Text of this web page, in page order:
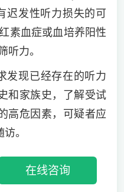
迟发性听力损失的可
素血症或血培养阳性
听力。
现已经存在的听力
和家族史，了解受试
高危因素，可疑者应
。
在线咨询